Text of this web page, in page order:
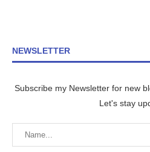
NEWSLETTER
Subscribe my Newsletter for new
Let's stay